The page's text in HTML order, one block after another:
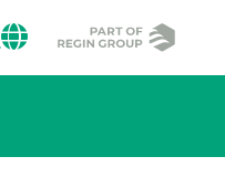
SUCHEN
CHANGE